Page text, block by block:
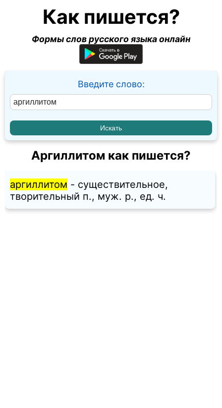
Как пишется?
Формы слов русского языка онлайн
Введите слово:
Аргиллитом как пишется?
аргиллитом - существительное,
творительный п., муж. p., ед. ч.